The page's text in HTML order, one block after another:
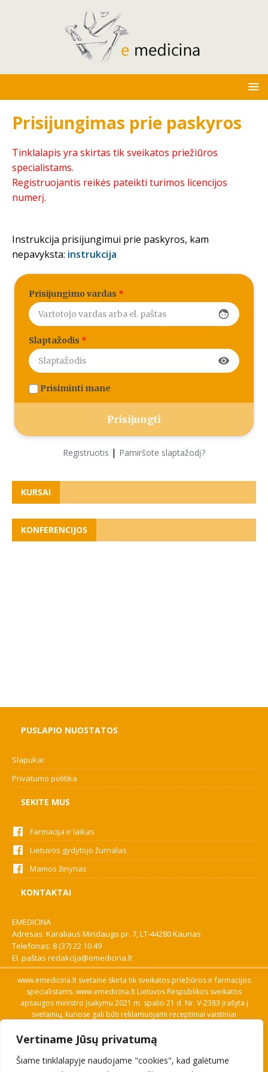
Vertiname Jūsų privatumą
Šiame tinklalapyje naudojame "cookies", kad galėtume
Prisijungimas prie paskyros
Tinklalapis yra skirtas tik sveikatos priežiūros
specialistams.
Registruojantis reikės pateikti turimos licencijos
numerį.
Instrukcija prisijungimui prie paskyros, kam
nepavyksta: instrukcija
Prisijungimo vardas *
face
Slaptažodis *
visibility
Prisiminti mane
Registruotis | Pamiršote slaptažodį?
KURSAI
KONFERENCIJOS
PUSLAPIO NUOSTATOS
Slapukai
Privatumo politika
SEKITE MUS
Farmacija ir laikas
Lietuvos gydytojo žurnalas
Mamos žinynas
KONTAKTAI
EMEDICINA
Adresas: Karaliaus Mindaugo pr. 7, LT-44280 Kaunas
Telefonas: 8 (37) 22 10 49
El. paštas redakcija@emedicina.lt
www.emedicina.lt svetainė skirta tik sveikatos priežiūros ir farmacijos
specialistams. www.emedicina.lt Lietuvos Respublikos sveikatos
apsaugos ministro įsakymu 2021 m. spalio 21 d. Nr. V-2383 įrašyta į
svetainių, kuriose gali būti reklamuojami receptiniai vaistiniai
savo profesinę kvalifikaciją. Naudingos nuorodos: Vaistų ir medicinos
pagalbos priemonių kainų paieška, VVKT tinklalapis, Sveikatos
priežiūros ar farmacijos specialisto pranešimo apie įtariamą